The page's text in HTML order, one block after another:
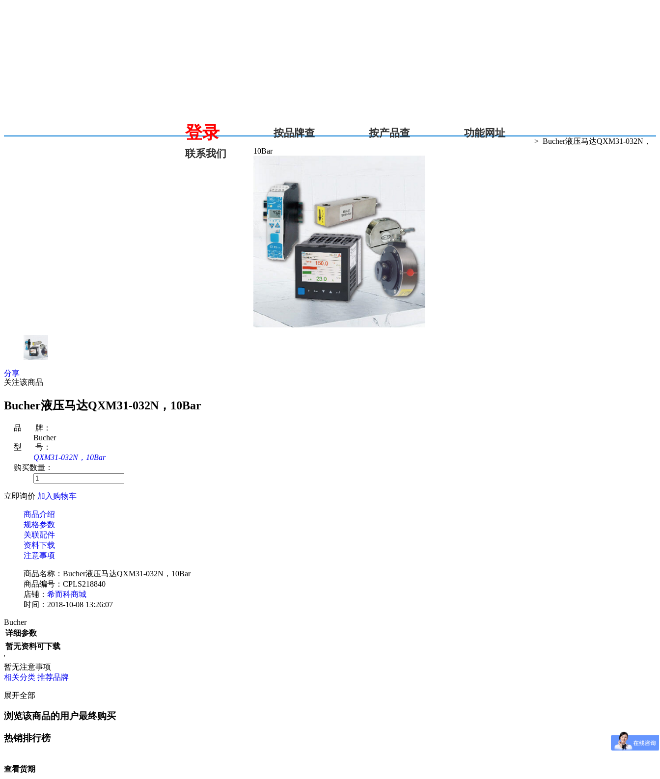
登录 按品牌查 按产品查
功能网址
联系我们
> Bucher液压马达QXM31-032N，
10Bar
分享
关注该商品
Bucher液压马达QXM31-032N，10Bar
品 牌：
Bucher
型 号：
QXM31-032N，10Bar
购买数量：
立即询价 加入购物车
商品介绍
规格参数
关联配件
资料下载
注意事项
商品名称：Bucher液压马达QXM31-032N，10Bar
商品编号：CPLS218840
店铺： 希而科商城
时间：2018-10-08 13:26:07
Bucher
详细参数
暂无资料可下载
'
暂无注意事项
相关分类 推荐品牌
展开全部
浏览该商品的用户最终购买
热销排行榜
查看货期